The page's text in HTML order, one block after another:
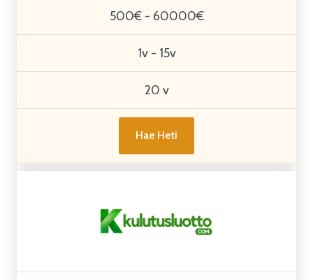
500€ - 60000€
1v - 15v
20 v
Hae Heti